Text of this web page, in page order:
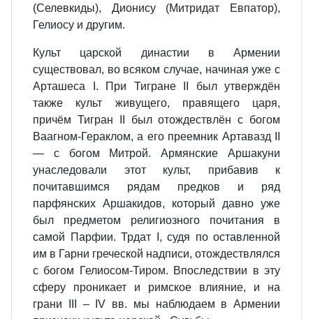
(Селевкиды), Дионису (Митридат Евпатор),
Гелиосу и другим.
Культ царской династии в Армении
существовал, во всяком случае, начиная уже с
Арташеса I. При Тигране II был утверждён
также культ живущего, правящего царя,
причём Тигран II был отождествлён с богом
Ваагном‐Гераклом, а его преемник Артавазд II
— с богом Митрой. Армянские Аршакуни
унаследовали этот культ, прибавив к
почитавшимся рядам предков и ряд
парфянских Аршакидов, который давно уже
был предметом религиозного почитания в
самой Парфии. Трдат I, судя по оставленной
им в Гарни греческой надписи, отождествлялся
с богом Гелиосом‐Тиром. Впоследствии в эту
сферу проникает и римское влияние, и на
грани III – IV вв. мы наблюдаем в Армении